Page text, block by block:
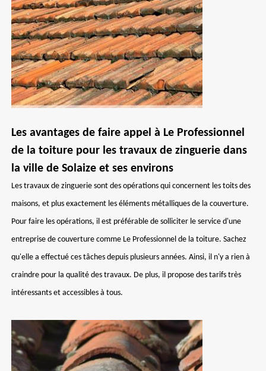
Les avantages de faire appel à Le Professionnel
de la toiture pour les travaux de zinguerie dans
la ville de Solaize et ses environs
Les travaux de zinguerie sont des opérations qui concernent les toits des
maisons, et plus exactement les éléments métalliques de la couverture.
Pour faire les opérations, il est préférable de solliciter le service d'une
entreprise de couverture comme Le Professionnel de la toiture. Sachez
qu'elle a effectué ces tâches depuis plusieurs années. Ainsi, il n'y a rien à
craindre pour la qualité des travaux. De plus, il propose des tarifs très
intéressants et accessibles à tous.